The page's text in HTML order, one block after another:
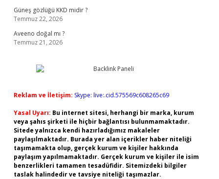
Güneş gözlüğü KKD midir ?
Temmuz 22, 2026
Aveeno doğal mı ?
Temmuz 21, 2026
Reklam ve İletişim: Skype: live:.cid.575569c608265c69
Yasal Uyarı: Bu internet sitesi, herhangi bir marka, kurum
veya şahıs şirketi ile hiçbir bağlantısı bulunmamaktadır.
Sitede yalnızca kendi hazırladığımız makaleler
paylaşılmaktadır. Burada yer alan içerikler haber niteliği
taşımamakta olup, gerçek kurum ve kişiler hakkında
paylaşım yapılmamaktadır. Gerçek kurum ve kişiler ile isim
benzerlikleri tamamen tesadüfidir. Sitemizdeki bilgiler
taslak halindedir ve tavsiye niteliği taşımazlar.